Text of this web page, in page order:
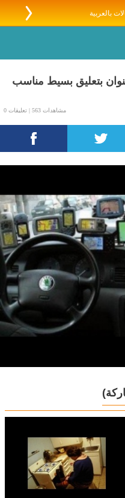
بالعربية
بتعليق بسيط مناسب
مشاهدات 563 | تعليقات 0